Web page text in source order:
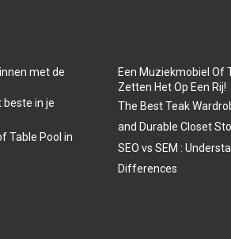
met de
beste in je
Table Pool in
Een Muziekmobiel Of
Zetten Het Op Een Rij!
The Best Teak
and Durable Closet
SEO vs SEM :
Differences